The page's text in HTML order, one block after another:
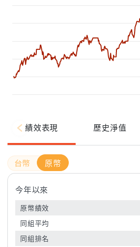
試算
績效表現 歷史淨值
原幣
今年以來
原幣績效
同組平均
同組排名